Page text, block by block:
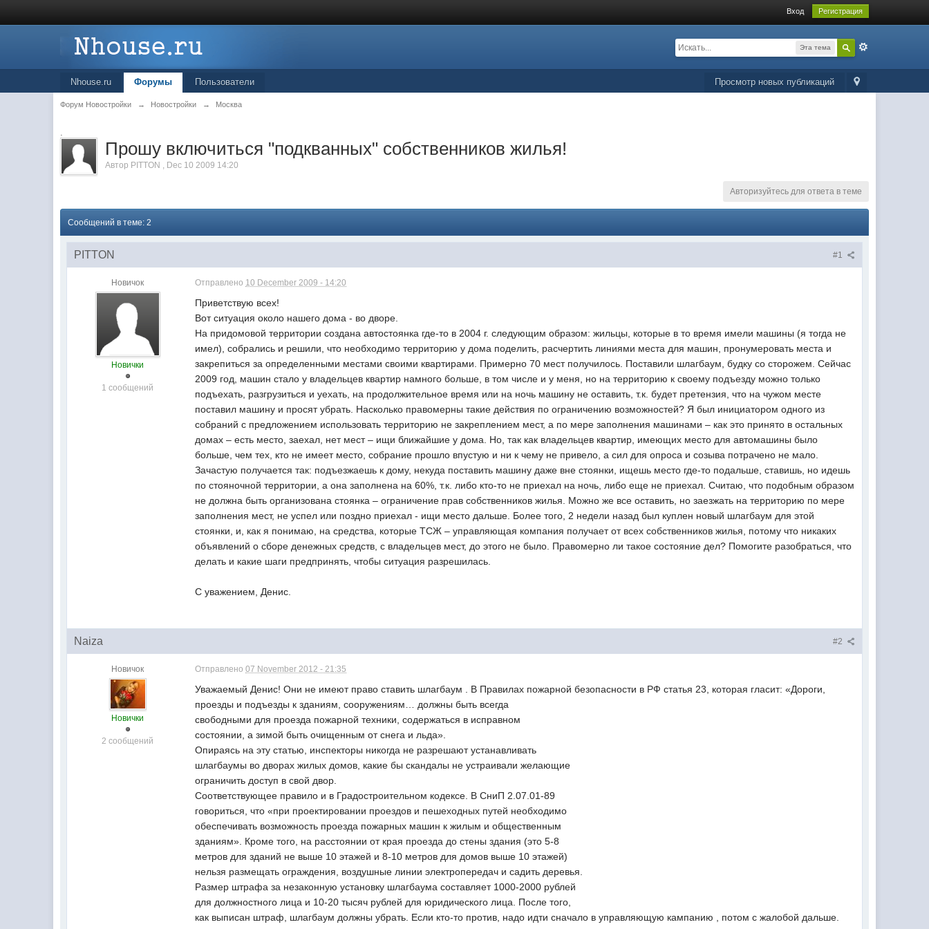
Вход Регистрация
Эта тема
Просмотр новых публикаций
Nhouse.ru Форумы Пользователи
Форум Новостройки → Новостройки → Москва
.
Прошу включиться "подкванных" собственников жилья!
Автор PITTON , Dec 10 2009 14:20
Авторизуйтесь для ответа в теме
Сообщений в теме: 2
#1
PITTON
Новичок
Новички
1 сообщений
Отправлено 10 December 2009 - 14:20
Приветствую всех!
Вот ситуация около нашего дома - во дворе.
На придомовой территории создана автостоянка где-то в 2004 г. следующим образом: жильцы, которые в то время имели машины (я тогда не
имел), собрались и решили, что необходимо территорию у дома поделить, расчертить линиями места для машин, пронумеровать места и
закрепиться за определенными местами своими квартирами. Примерно 70 мест получилось. Поставили шлагбаум, будку со сторожем. Сейчас
2009 год, машин стало у владельцев квартир намного больше, в том числе и у меня, но на территорию к своему подъезду можно только
подъехать, разгрузиться и уехать, на продолжительное время или на ночь машину не оставить, т.к. будет претензия, что на чужом месте
поставил машину и просят убрать. Насколько правомерны такие действия по ограничению возможностей? Я был инициатором одного из
собраний с предложением использовать территорию не закреплением мест, а по мере заполнения машинами – как это принято в остальных
домах – есть место, заехал, нет мест – ищи ближайшие у дома. Но, так как владельцев квартир, имеющих место для автомашины было
больше, чем тех, кто не имеет место, собрание прошло впустую и ни к чему не привело, а сил для опроса и созыва потрачено не мало.
Зачастую получается так: подъезжаешь к дому, некуда поставить машину даже вне стоянки, ищешь место где-то подальше, ставишь, но идешь
по стояночной территории, а она заполнена на 60%, т.к. либо кто-то не приехал на ночь, либо еще не приехал. Считаю, что подобным образом
не должна быть организована стоянка – ограничение прав собственников жилья. Можно же все оставить, но заезжать на территорию по мере
заполнения мест, не успел или поздно приехал - ищи место дальше. Более того, 2 недели назад был куплен новый шлагбаум для этой
стоянки, и, как я понимаю, на средства, которые ТСЖ – управляющая компания получает от всех собственников жилья, потому что никаких
объявлений о сборе денежных средств, с владельцев мест, до этого не было. Правомерно ли такое состояние дел? Помогите разобраться, что
делать и какие шаги предпринять, чтобы ситуация разрешилась.
С уважением, Денис.
#2
Naiza
Новичок
Новички
2 сообщений
Отправлено07 November 2012 - 21:35
Уважаемый Денис! Они не имеют право ставить шлагбаум . В Правилах пожарной безопасности в РФ статья 23, которая гласит: «Дороги,
проезды и подъезды к зданиям, сооружениям… должны быть всегда
свободными для проезда пожарной техники, содержаться в исправном
состоянии, а зимой быть очищенным от снега и льда».
Опираясь на эту статью, инспекторы никогда не разрешают устанавливать
шлагбаумы во дворах жилых домов, какие бы скандалы не устраивали желающие
ограничить доступ в свой двор.
Соответствующее правило и в Градостроительном кодексе. В СниП 2.07.01-89
говориться, что «при проектировании проездов и пешеходных путей необходимо
обеспечивать возможность проезда пожарных машин к жилым и общественным
зданиям». Кроме того, на расстоянии от края проезда до стены здания (это 5-8
метров для зданий не выше 10 этажей и 8-10 метров для домов выше 10 этажей)
нельзя размещать ограждения, воздушные линии электропередач и садить деревья.
Размер штрафа за незаконную установку шлагбаума составляет 1000-2000 рублей
для должностного лица и 10-20 тысяч рублей для юридического лица. После того,
как выписан штраф, шлагбаум должны убрать. Если кто-то против, надо идти сначало в управляющую кампанию , потом с жалобой дальше.